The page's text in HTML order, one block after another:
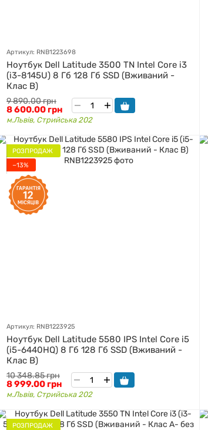
Артикул: RNB1223698
Ноутбук Dell Latitude 3500 TN Intel Core i3
(i3-8145U) 8 Гб 128 Гб SSD (Вживаний -
Клас B)
9 890.00 грн
8 600.00 грн
м.Львів, Стрийська 202
РОЗПРОДАЖ
−13%
Артикул: RNB1223925
Ноутбук Dell Latitude 5580 IPS Intel Core i5
(i5-6440HQ) 8 Гб 128 Гб SSD (Вживаний -
Клас B)
10 348.85 грн
8 999.00 грн
м.Львів, Стрийська 202
РОЗПРОДАЖ